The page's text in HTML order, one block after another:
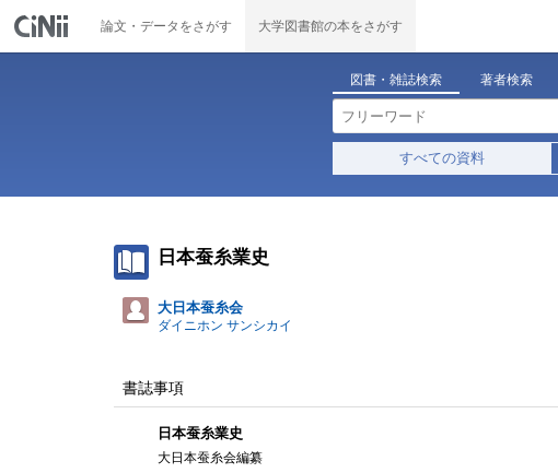
論文・データをさがす 大学図書館の本をさがす
図書・雑誌検索 著者検索
すべての資料
日本蚕糸業史
大日本蚕糸会
ダイニホン サンシカイ
書誌事項
日本蚕糸業史
大日本蚕糸会編纂